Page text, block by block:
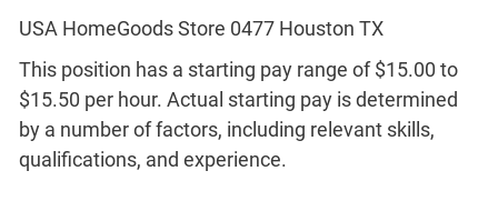
USA HomeGoods Store 0477 Houston TX
This position has a starting pay range of $15.00 to
$15.50 per hour. Actual starting pay is determined
by a number of factors, including relevant skills,
qualifications, and experience.